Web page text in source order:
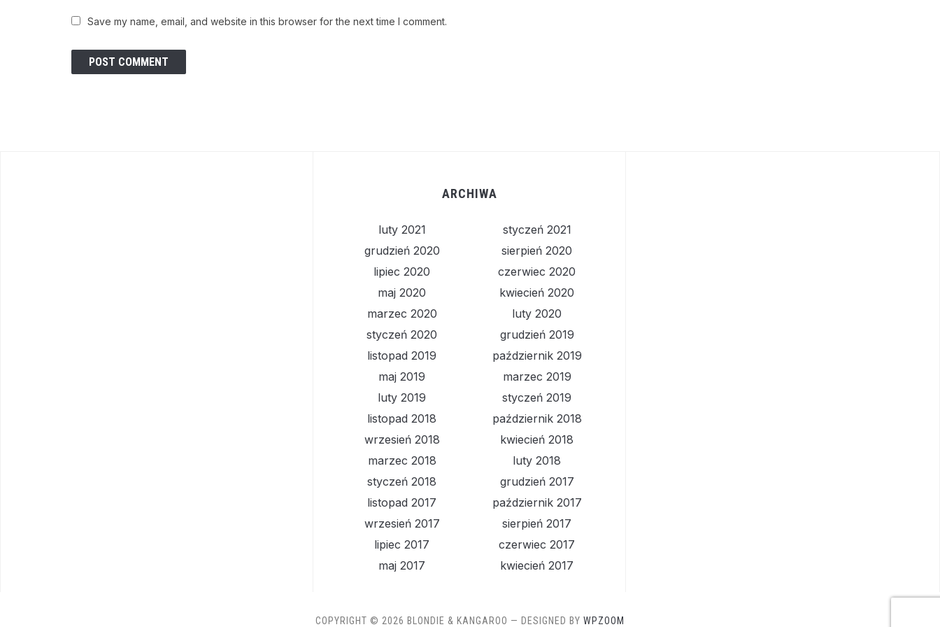
Save my name, email, and website in this browser for the next time I comment.
ARCHIWA
luty 2021
styczeń 2021
grudzień 2020
sierpień 2020
lipiec 2020
czerwiec 2020
maj 2020
kwiecień 2020
marzec 2020
luty 2020
styczeń 2020
grudzień 2019
listopad 2019
październik 2019
maj 2019
marzec 2019
luty 2019
styczeń 2019
listopad 2018
październik 2018
wrzesień 2018
kwiecień 2018
marzec 2018
luty 2018
styczeń 2018
grudzień 2017
listopad 2017
październik 2017
wrzesień 2017
sierpień 2017
lipiec 2017
czerwiec 2017
maj 2017
kwiecień 2017
COPYRIGHT © 2026 BLONDIE & KANGAROO — DESIGNED BY WPZOOM